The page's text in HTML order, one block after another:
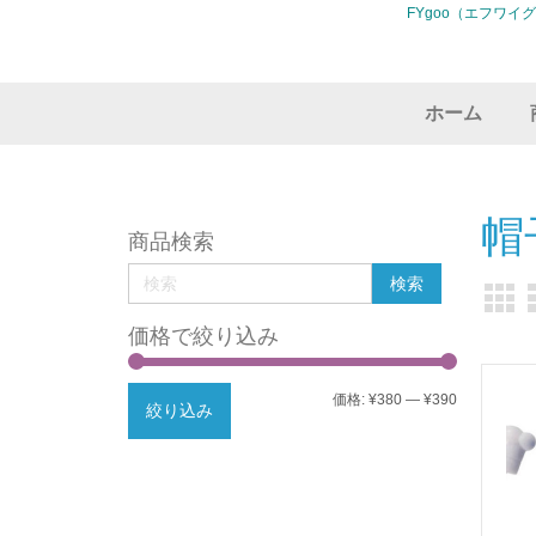
FYgoo（エフワイ
ホーム
商品検索
価格で絞り込み
最
最
絞り込み
価格: ¥380 — ¥390
帽